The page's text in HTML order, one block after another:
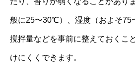
般に25〜30℃）、湿度（およそ75
撹拌量などを事前に整えておくこ
けにくくできます。